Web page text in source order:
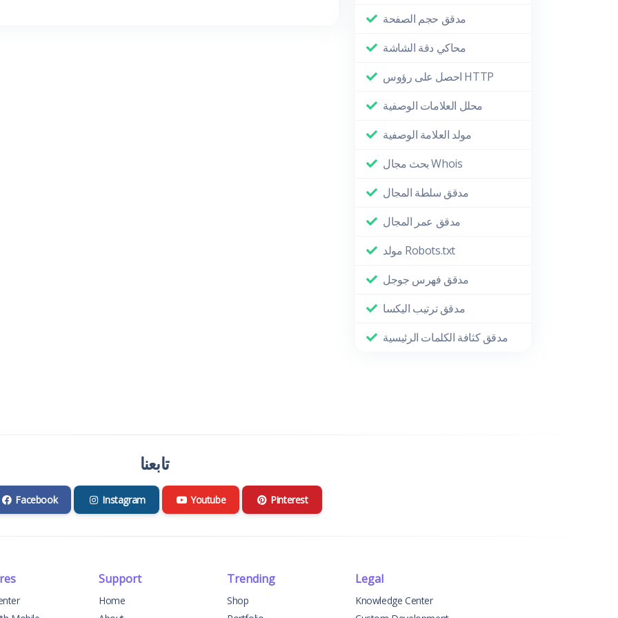
مدقق حجم الصفحة
محاكي دقة الشاشة
احصل على رؤوس HTTP
محلل العلامات الوصفية
مولد العلامة الوصفية
بحث مجال Whois
مدقق سلطة المجال
مدقق عمر المجال
مولد Robots.txt
مدقق فهرس جوجل
مدقق ترتيب اليكسا
مدقق كثافة الكلمات الرئيسية
تابعنا
Facebook Instagram Youtube Pinterest
Support
Home
Trending
Shop
Legal
Knowledge Center